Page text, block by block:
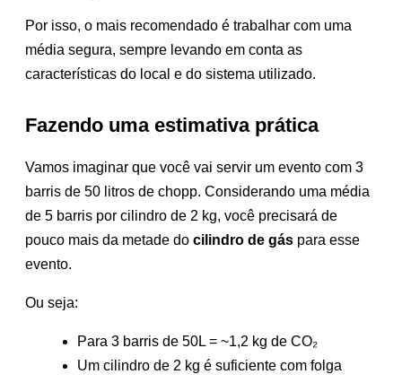
Por isso, o mais recomendado é trabalhar com uma
média segura, sempre levando em conta as
características do local e do sistema utilizado.
Fazendo uma estimativa prática
Vamos imaginar que você vai servir um evento com 3
barris de 50 litros de chopp. Considerando uma média
de 5 barris por cilindro de 2 kg, você precisará de
pouco mais da metade do cilindro de gás para esse
evento.
Ou seja:
Para 3 barris de 50L = ~1,2 kg de CO₂
Um cilindro de 2 kg é suficiente com folga